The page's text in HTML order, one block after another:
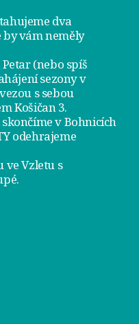
dva
vám neměly
Petar (nebo spíš
sezony v
s sebou
Košičan 3.
skončíme v Bohnicích
odehrajeme
ve Vzletu s